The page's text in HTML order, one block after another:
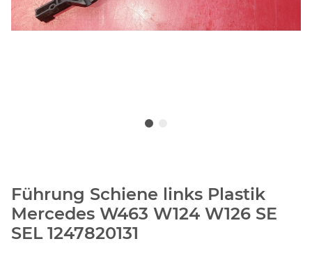
Führung Schiene links Plastik
Mercedes W463 W124 W126 SE
SEL 1247820131